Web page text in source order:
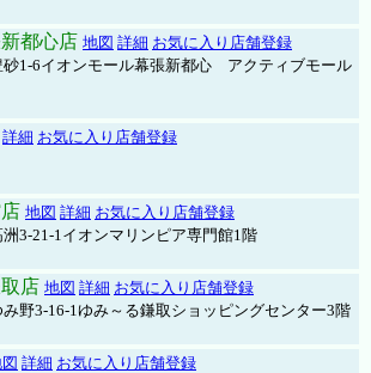
都心店 地図 詳細 お気に入り店舗登録
砂1-6イオンモール幕張新都心 アクティブモール
詳細 お気に入り店舗登録
地図 詳細 お気に入り店舗登録
3-21-1イオンマリンピア専門館1階
店 地図 詳細 お気に入り店舗登録
野3-16-1ゆみ～る鎌取ショッピングセンター3階
詳細 お気に入り店舗登録